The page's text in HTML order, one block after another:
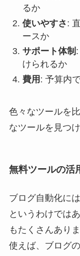
るか
使いやすさ :
ースか
サポート体制
けられるか
費用 : 予算内
色々なツールを
なツールを見つ
無料ツールの活
ブログ自動化に
というわけでは
もたくさんあり
使えば、ブログ